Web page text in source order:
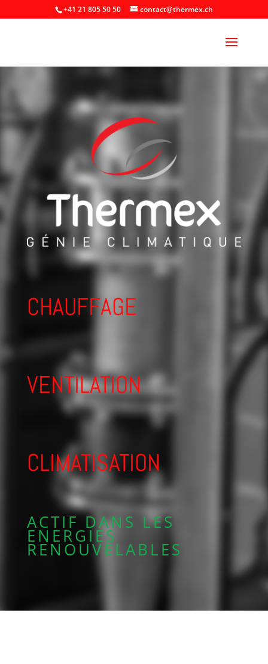
+41 21 805 50 50 contact@thermex.ch
CHAUFFAGE
VENTILATION
CLIMATISATION
ACTIF DANS LES
ENERGIES
RENOUVELABLES